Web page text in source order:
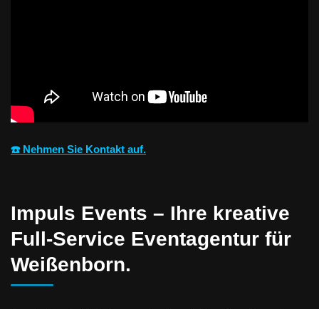
☎️ Nehmen Sie Kontakt auf.
Impuls Events – Ihre kreative
Full-Service Eventagentur für
Weißenborn.